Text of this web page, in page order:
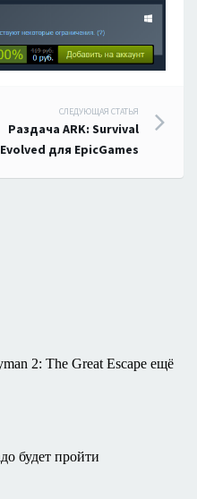
СЛЕДУЮЩАЯ СТАТЬЯ
Раздача ARK: Survival
Evolved для EpicGames